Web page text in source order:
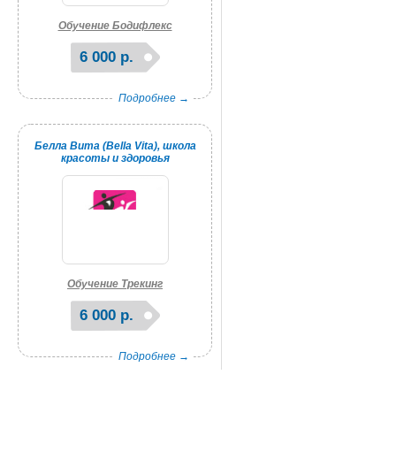
Обучение Бодифлекс
6 000 р.
Подробнее →
Белла Вита (Bella Vita), школа
красоты и здоровья
Обучение Трекинг
6 000 р.
Подробнее →